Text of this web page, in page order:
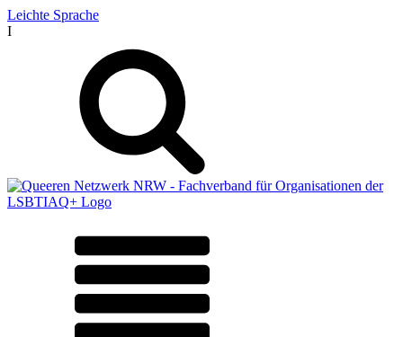
Leichte Sprache
I